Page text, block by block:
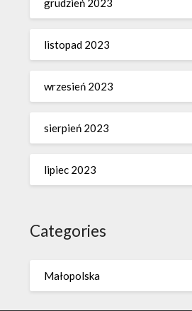
listopad 2023
wrzesień 2023
sierpień 2023
lipiec 2023
Categories
Małopolska